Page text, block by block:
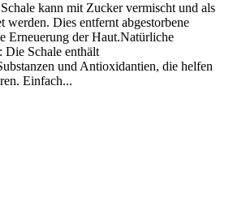
kann mit Zucker vermischt und als
werden. Dies entfernt abgestorbene
Erneuerung der Haut.Natürliche
Die Schale enthält
und Antioxidantien, die helfen
Einfach...